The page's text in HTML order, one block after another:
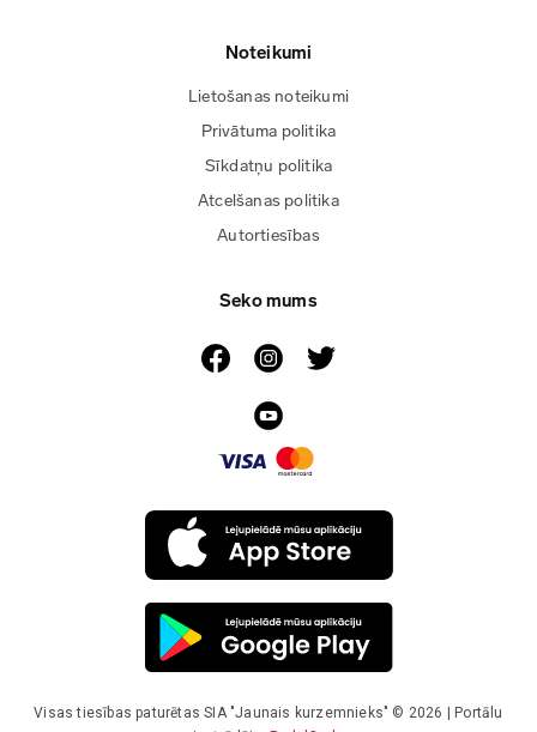
Noteikumi
Lietošanas noteikumi
Privātuma politika
Sīkdatņu politika
Atcelšanas politika
Autortiesības
Seko mums
Visas tiesības paturētas SIA "Jaunais kurzemnieks" © 2026 | Portālu